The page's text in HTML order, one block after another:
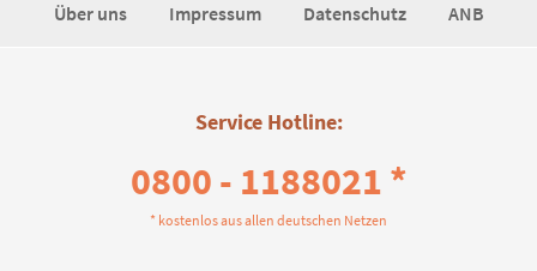
Über uns Impressum Datenschutz ANB
Service Hotline:
0800 - 1188021 *
* kostenlos aus allen deutschen Netzen